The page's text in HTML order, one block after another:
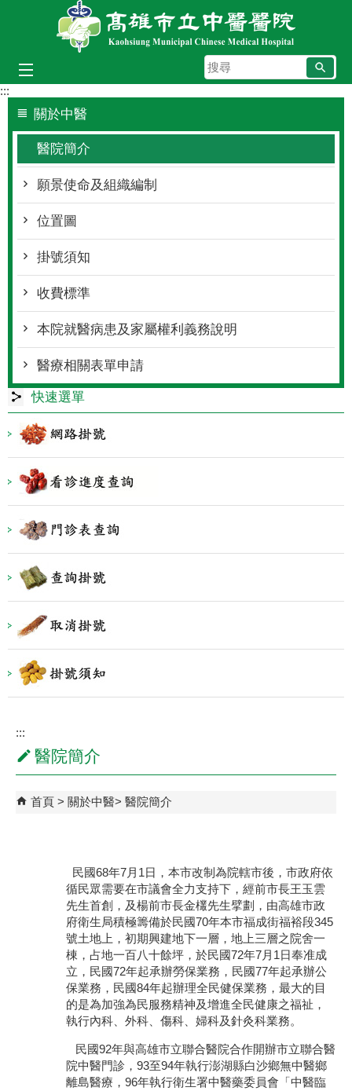
跳到主要內容區塊
搜
尋
:::
關於中醫
醫院簡介
願景使命及組織編制
位置圖
掛號須知
收費標準
本院就醫病患及家屬權利義務說明
醫療相關表單申請
快速選單
:::
醫院簡介
首頁 關於中醫 醫院簡介
民國68年7月1日，本市改制為院轄市後，市政府依
循民眾需要在市議會全力支持下，經前市長王玉雲
先生首創，及楊前市長金欉先生擘劃，由高雄市政
府衛生局積極籌備於民國70年本市福成街福裕段345
號土地上，初期興建地下一層，地上三層之院舍一
棟，占地一百八十餘坪，於民國72年7月1日奉准成
立，民國72年起承辦勞保業務，民國77年起承辦公
保業務，民國84年起辦理全民健保業務，最大的目
的是為加強為民服務精神及增進全民健康之福祉，
執行內科、外科、傷科、婦科及針灸科業務。
民國92年與高雄市立聯合醫院合作開辦市立聯合醫
院中醫門診，93至94年執行澎湖縣白沙鄉無中醫鄉
離島醫療，96年執行衛生署中醫藥委員會「中醫臨